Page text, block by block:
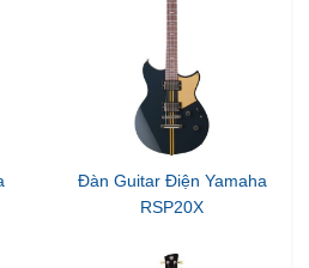
Đàn Guitar Điện Yamaha
RSP20X